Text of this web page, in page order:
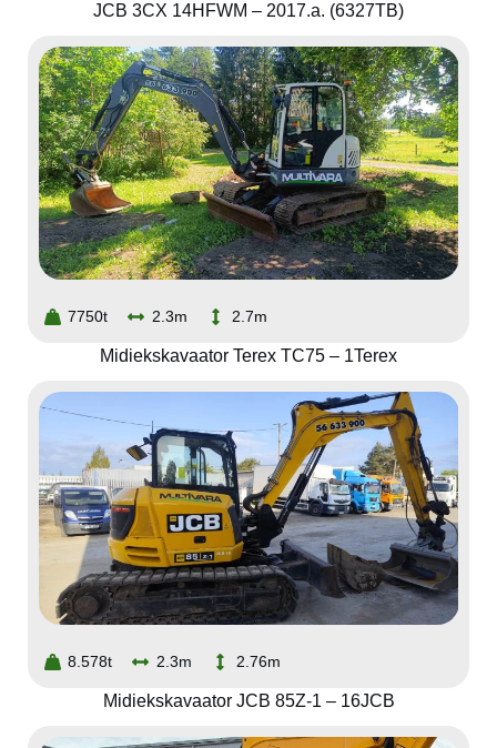
JCB 3CX 14HFWM – 2017.a. (6327TB)
7750t 2.3m 2.7m
Midiekskavaator Terex TC75 – 1Terex
8.578t 2.3m 2.76m
Midiekskavaator JCB 85Z-1 – 16JCB